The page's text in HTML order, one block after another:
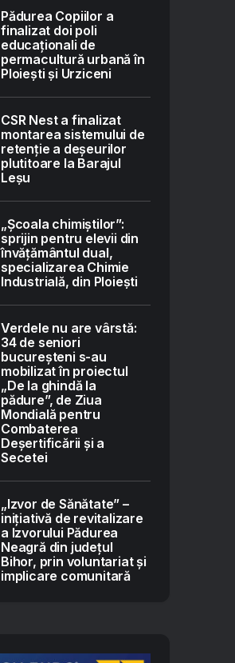
Pădurea Copiilor a
finalizat doi poli
educaționali de
permacultură urbană în
Ploiești și Urziceni
CSR Nest a finalizat
montarea sistemului de
retenție a deșeurilor
plutitoare la Barajul
Leșu
„Școala chimiștilor”:
sprijin pentru elevii din
învățământul dual,
specializarea Chimie
Industrială, din Ploiești
Verdele nu are vârstă:
34 de seniori
bucureșteni s-au
mobilizat în proiectul
„De la ghindă la
pădure”, de Ziua
Mondială pentru
Combaterea
Deșertificării și a
Secetei
„Izvor de Sănătate” –
inițiativă de revitalizare
a Izvorului Pădurea
Neagră din județul
Bihor, prin voluntariat și
implicare comunitară